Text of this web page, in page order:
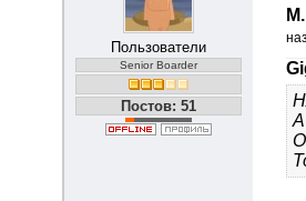
Пользователи
Senior Boarder
Постов: 51
А